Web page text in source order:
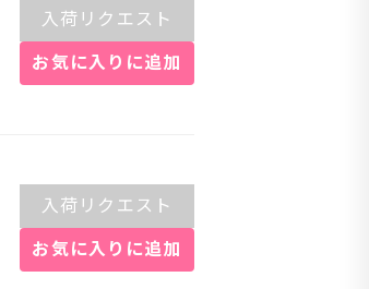
入荷リクエスト
お気に入りに追加
入荷リクエスト
お気に入りに追加